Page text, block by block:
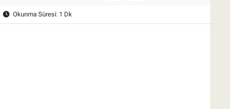
Okunma Süresi: 1 Dk